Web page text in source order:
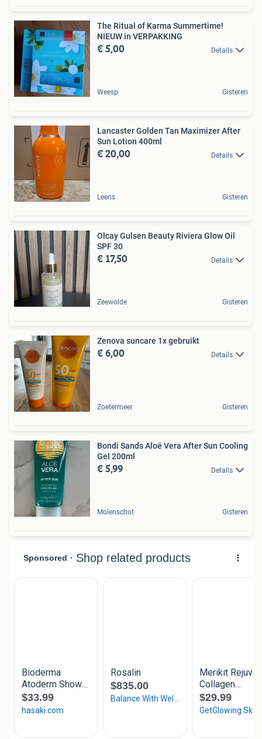
The Ritual of Karma Summertime!
NIEUW in VERPAKKING
€ 5,00 Details
Weesp Gisteren
Lancaster Golden Tan Maximizer After
Sun Lotion 400ml
€ 20,00 Details
Leens Gisteren
Olcay Gulsen Beauty Riviera Glow Oil
SPF 30
€ 17,50 Details
Zeewolde Gisteren
Zenova suncare 1x gebruikt
€ 6,00 Details
Zoetermeer Gisteren
Bondi Sands Aloë Vera After Sun Cooling
Gel 200ml
€ 5,99 Details
Molenschot Gisteren